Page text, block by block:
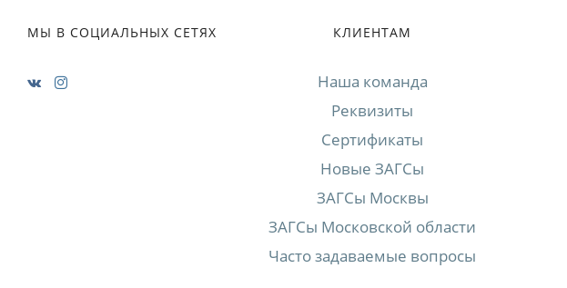
МЫ В СОЦИАЛЬНЫХ СЕТЯХ КЛИЕНТАМ
Наша команда
Реквизиты
Сертификаты
Новые ЗАГСы
ЗАГСы Москвы
ЗАГСы Московской области
Часто задаваемые вопросы